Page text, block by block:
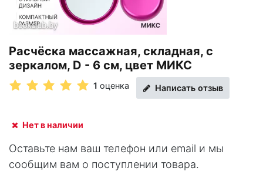
Расчёска массажная, складная, с
зеркалом, D - 6 см, цвет МИКС
1оценка Написать отзыв
Нет в наличии
Оставьте нам ваш телефон или email и мы
сообщим вам о поступлении товара.